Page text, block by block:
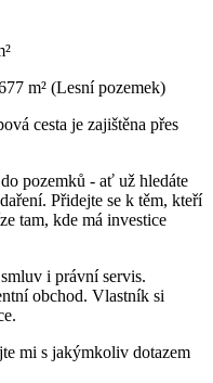
m² (Lesní pozemek)
cesta je zajištěna přes
pozemků - ať už hledáte
Přidejte se k těm, kteří
tam, kde má investice
i právní servis.
obchod. Vlastník si
mi s jakýmkoliv dotazem